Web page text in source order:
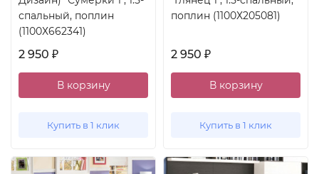
спальный, поплин
(1100Х662341)
2 950 ₽
В корзину
Купить в 1 клик
поплин (1100Х205081)
2 950 ₽
В корзину
Купить в 1 клик